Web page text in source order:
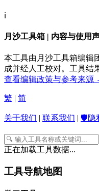
ℹ️
月沙工具箱 | 内容与使用
本工具由月沙工具箱编辑
成并经人工校对。工具结
查看编辑政策与参考来源
繁 | 简
关于我们 | 联系我们 | 🛡️隐
正在加载工具数据...
工具导航地图